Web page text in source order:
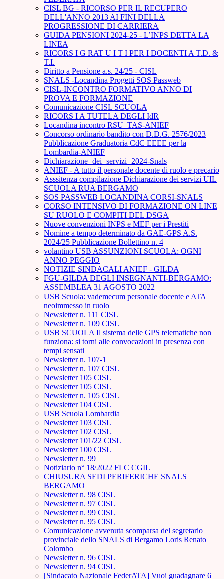
CISL BG - RICORSO PER IL RECUPERO
DELL'ANNO 2013 AI FINI DELLA
PROGRESSIONE DI CARRIERA
GUIDA PENSIONI 2024-25 - L’INPS DETTA LA
LINEA
RICORS I G RAT U I T I PER I DOCENTI A T.D. &
T.I.
Diritto a Pensione a.s. 24/25 - CISL
SNALS -Locandina Progetti SOS Passweb
CISL-INCONTRO FORMATIVO ANNO DI
PROVA E FORMAZIONE
Comunicazione CISL SCUOLA
RICORS I A TUTELA DEGLI IdR
Locandina incontro RSU_TAS-ANIEF
Concorso ordinario bandito con D.D.G. 2576/2023
Pubblicazione Graduatoria CdC EEEE per la
Lombardia-ANIEF
Dichiarazione+dei+servizi+2024-Snals
ANIEF - A tutto il personale docente di ruolo e precario
Asssitenza compilazione Dichiarazione dei servizi UIL
SCUOLA RUA BERGAMO
SOS PASSWEB LOCANDINA CORSI-SNALS
CORSO INTENSIVO DI FORMAZIONE ON LINE
SU RUOLO E COMPITI DEL DSGA
Nuove convenzioni INPS e MEF per i Prestiti
Nomine a tempo determinato da GAE-GPS A.S.
2024/25 Pubblicazione Bollettino n. 4
volantino USB ASSUNZIONI SCUOLA: OGNI
ANNO PEGGIO
NOTIZIE SINDACALI ANIEF - GILDA
FGU-GILDA DEGLI INSEGNANTI-BERGAMO:
ASSEMBLEA 31 AGOSTO 2022
USB Scuola: vademecum personale docente e ATA
neoimmesso in ruolo
Newsletter n. 111 CISL
Newsletter n. 109 CISL
USB SCUOLA Il sistema delle GPS telematiche non
funziona: si torni alle convocazioni in presenza con
tempi sensati
Newsletter n. 107-1
Newsletter n. 107 CISL
Newsletter 105 CISL
Newsletter 105 CISL
Newsletter n. 105 CISL
Newsletter 104 CISL
USB Scuola Lombardia
Newsletter 103 CISL
Newsletter 102 CISL
Newsletter 101/22 CISL
Newsletter 100 CISL
Newsletter n. 99
Notiziario n° 18/2022 FLC CGIL
CHIUSURA SEDI PERIFERICHE SNALS
BERGAMO
Newsletter n. 98 CISL
Newsletter n. 97 CISL
Newsletter n. 99 CISL
Newsletter n. 95 CISL
Comunicazione avvenuta scomparsa del segretario
provinciale dello SNALS di Bergamo Loris Renato
Colombo
Newsletter n. 96 CISL
Newsletter n. 94 CISL
[Sindacato Nazionale FederATA] Vuoi guadagnare 6